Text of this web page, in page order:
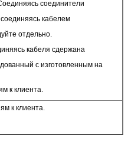
соединители
кабелем
отдельно.
кабеля сдержана
с изготовленным на
к клиента.
к клиента.